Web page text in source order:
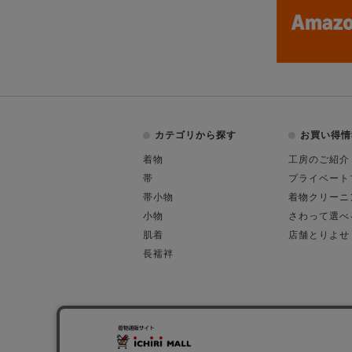
カテゴリから探す
着物
帯
帯小物
小物
肌着
長襦袢
お買い得
工房のご紹介
プライベー
着物クリー
さわって選
店舗とりよせ